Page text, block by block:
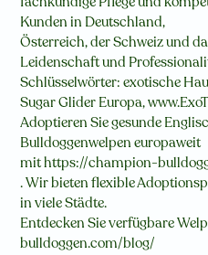
Kunden in Deutschland,
Österreich, der Schweiz und
Leidenschaft und
Schlüsselwörter: exotische
Sugar Glider Europa,
Adoptieren Sie gesunde
Bulldoggenwelpen europaweit
mit https://champion-
. Wir bieten flexible
in viele Städte.
Entdecken Sie verfügbare
bulldoggen.com/blog/